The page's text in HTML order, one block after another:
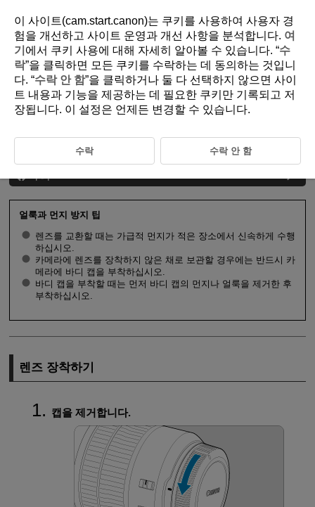
D095-018
RF 렌즈 장착/분리하기
렌즈 분리하기
주의
얼룩과 먼지 방지 팁
렌즈를 교환할 때는 가급적 먼지가 적은 장소에서 신속하게 수행
하십시오.
카메라에 렌즈를 장착하지 않은 채로 보관할 경우에는 반드시 카
메라에 바디 캡을 부착하십시오.
바디 캡을 부착할 때는 먼저 바디 캡의 먼지나 얼룩을 제거한 후
부착하십시오.
렌즈 장착하기
캡을 제거합니다.
이 사이트(cam.start.canon)는 쿠키를 사용하여 사용자 경
험을 개선하고 사이트 운영과 개선 사항을 분석합니다. 여
기 에서 쿠키 사용에 대해 자세히 알아볼 수 있습니다. “수
락”을 클릭하면 모든 쿠키를 수락하는 데 동의하는 것입니
다. “수락 안 함”을 클릭하거나 둘 다 선택하지 않으면 사이
트 내용과 기능을 제공하는 데 필요한 쿠키만 기록되고 저
장됩니다. 이 설정은 언제든 변경할 수 있습니다.
수락 수락 안 함